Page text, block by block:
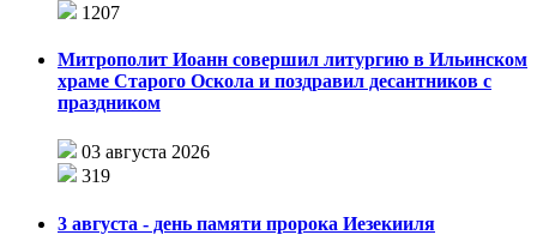
1207
Митрополит Иоанн совершил литургию в Ильинском
храме Старого Оскола и поздравил десантников с
праздником
03 августа 2026
319
3 августа - день памяти пророка Иезекииля